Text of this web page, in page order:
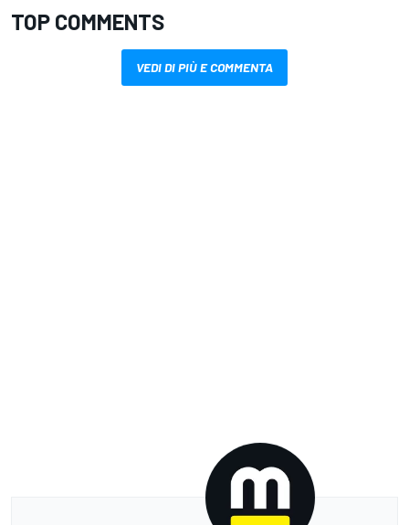
TOP COMMENTS
VEDI DI PIÙ E COMMENTA